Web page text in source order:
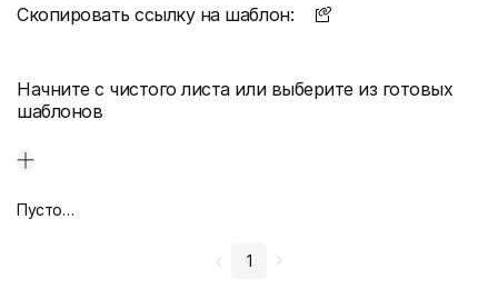
Скопировать ссылку на шаблон:
Начните с чистого листа или выберите из готовых
шаблонов
Пустой дизайн-макет
1